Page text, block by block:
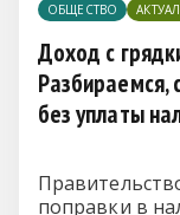
ОБЩЕСТВО
Доход с
Разбираемся,
без уплаты
поправки в